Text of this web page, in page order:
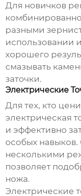
Для новичков
разными
использовании
хорошего
смазывать
заточки.
Электрические
Для тех, кто
электрическая
и эффективно
особых
несколькими
позволяет
ножа.
Электрические